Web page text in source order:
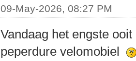
09-May-2026, 08:27 PM
Vandaag het engste
peperdure velomobiel